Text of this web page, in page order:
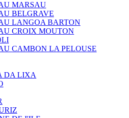
MARSAU
BELGRAVE
LANGOA BARTON
CROIX MOUTON
CAMBON LA PELOUSE
DA LIXA